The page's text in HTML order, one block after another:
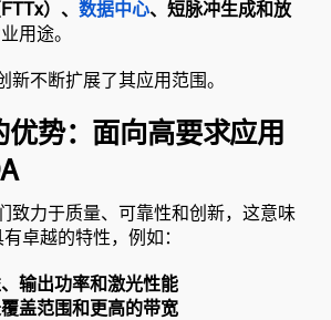
）、 数据中心、短脉冲生成和放
用途。
新不断扩展了其应用范围。
优势：面向高要求应用
致力于质量、可靠性和创新，这意味
卓越的特性，例如：
输出功率和激光性能
盖范围和更高的带宽